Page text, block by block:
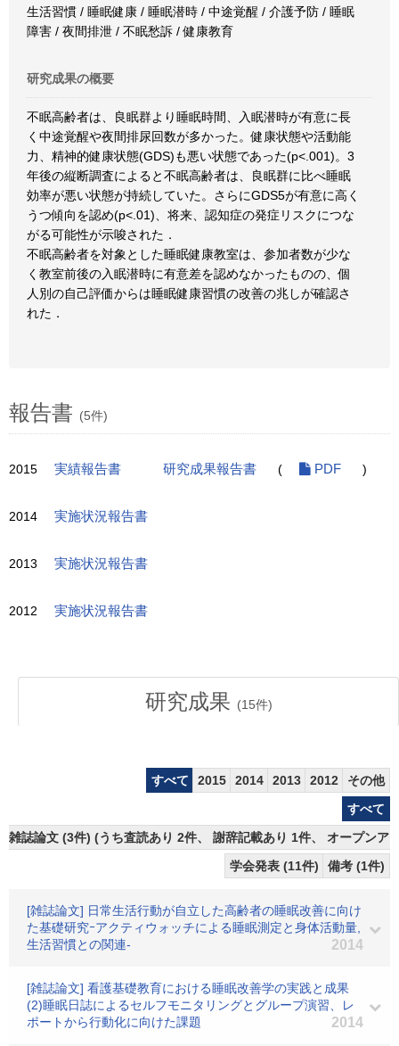
生活習慣 / 睡眠健康 / 睡眠潜時 / 中途覚醒 / 介護予防 / 睡眠
障害 / 夜間排泄 / 不眠愁訴 / 健康教育
研究成果の概要
不眠高齢者は、良眠群より睡眠時間、入眠潜時が有意に長
く中途覚醒や夜間排尿回数が多かった。健康状態や活動能
力、精神的健康状態(GDS)も悪い状態であった(p<.001)。3
年後の縦断調査によると不眠高齢者は、良眠群に比べ睡眠
効率が悪い状態が持続していた。さらにGDS5が有意に高く
うつ傾向を認め(p<.01)、将来、認知症の発症リスクにつな
がる可能性が示唆された．
不眠高齢者を対象とした睡眠健康教室は、参加者数が少な
く教室前後の入眠潜時に有意差を認めなかったものの、個
人別の自己評価からは睡眠健康習慣の改善の兆しが確認さ
れた．
報告書 (5件)
2015 実績報告書 研究成果報告書 ( PDF )
2014 実施状況報告書
2013 実施状況報告書
2012 実施状況報告書
研究成果 (15件)
すべて 2015 2014 2013 2012
その他
すべて
雑誌論文 (3件) (うち査読あり 2件、 謝辞記載あり 1件、 オープンア
学会発表 (11件)
備考 (1件)
[雑誌論文] 日常生活行動が自立した高齢者の睡眠改善に向け
た基礎研究ｰアクティウォッチによる睡眠測定と身体活動量,
生活習慣との関連-
2014
[雑誌論文] 看護基礎教育における睡眠改善学の実践と成果
(2)睡眠日誌によるセルフモニタリングとグループ演習、レ
ポートから行動化に向けた課題
2014